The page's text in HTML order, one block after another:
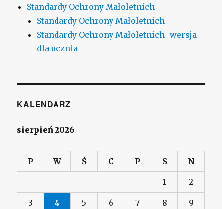
Standardy Ochrony Małoletnich
Standardy Ochrony Małoletnich
Standardy Ochrony Małoletnich- wersja
dla ucznia
KALENDARZ
sierpień 2026
P W Ś C P S N
1 2
3 4 5 6 7 8 9